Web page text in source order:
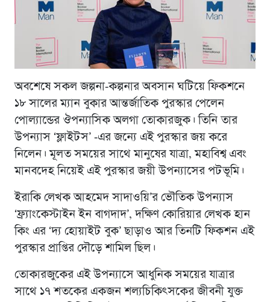
অবশেষে সকল জল্পনা-কল্পনার অবসান ঘটিয়ে ফিকশনে
১৮ সালের ম্যান বুকার আন্তর্জাতিক পুরস্কার পেলেন
পোল্যান্ডের ঔপন্যাসিক অলগা তোকারজুক। তিনি তার
উপন্যাস ‘ফ্লাইটস’ -এর জন্যে এই পুরস্কার জয় করে
নিলেন। মূলত সময়ের সাথে মানুষের যাত্রা, মহাবিশ্ব এবং
মানবদেহ নিয়েই এই পুরস্কার জয়ী উপন্যাসের পটভূমি।
ইরাকি লেখক আহমেদ সাদাওয়ি’র ভৌতিক উপন্যাস
‘ফ্র্যাংকেস্টাইন ইন বাগদাদ’, দক্ষিণ কোরিয়ার লেখক হান
কিং এর ‘দ্য হোয়াইট বুক’ ছাড়াও আর তিনটি ফিকশন এই
পুরস্কার প্রাপ্তির দৌড়ে শামিল ছিল।
তোকারজুকের এই উপন্যাসে আধুনিক সময়ের যাত্রার
সাথে ১৭ শতকের একজন শল্যচিকিৎসকের জীবনী যুক্ত